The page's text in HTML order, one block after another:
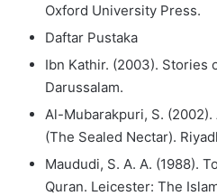
Oxford University Press.
Daftar Pustaka
Ibn Kathir. (2003). Stories
Darussalam.
Al-Mubarakpuri, S.
(The Sealed Nectar).
Maududi, S. A. A. (1988).
Quran. Leicester: The